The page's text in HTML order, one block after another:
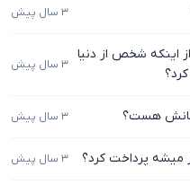
۳ سال پیش
اینکه شخص از دنیا
۳ سال پیش
هست؟ ۳ سال پیش
پرداخت کرد؟ ۳ سال پیش